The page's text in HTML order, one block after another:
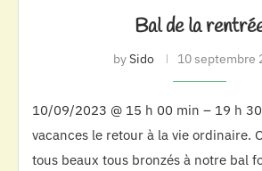
Bal de la
bySido 10 septembre
10/09/2023 @ 15 h 00 min – 19 h
vacances le retour à la vie ordinaire.
tous beaux tous bronzés à notre bal